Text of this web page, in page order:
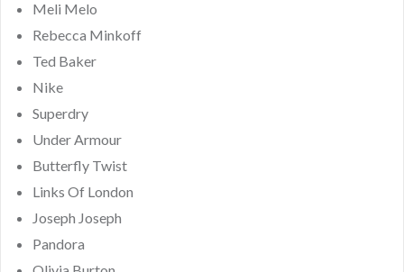
Meli Melo
Rebecca Minkoff
Ted Baker
Nike
Superdry
Under Armour
Butterfly Twist
Links Of London
Joseph Joseph
Pandora